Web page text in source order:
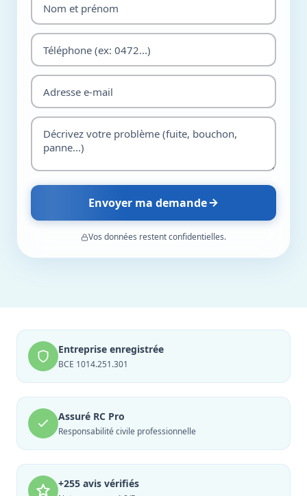
Envoyer ma demande
Vos données restent confidentielles.
Entreprise enregistrée
BCE 1014.251.301
Assuré RC Pro
Responsabilité civile professionnelle
+255 avis vérifiés